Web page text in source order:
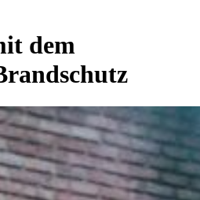
dem